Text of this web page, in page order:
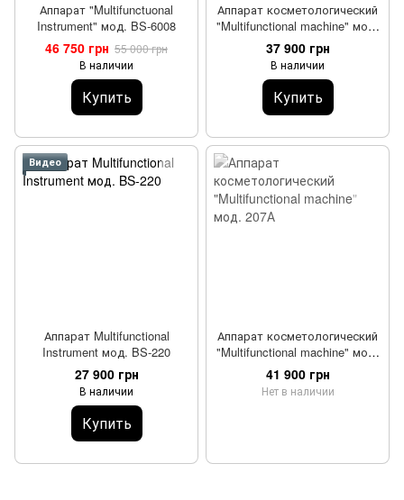
Аппарат "Multifunctuonal
Instrument" мод. BS-6008
46 750 грн 55 000 грн
В наличии
Купить
Аппарат косметологический
"Multifunctional machine" мод.
207
37 900 грн
В наличии
Купить
Видео
Аппарат Multifunctional
Instrument мод. BS-220
27 900 грн
В наличии
Купить
Аппарат косметологический
"Multifunctional machine" мод.
207А
41 900 грн
Нет в наличии